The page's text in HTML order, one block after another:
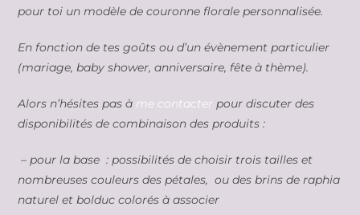
pour toi un modèle de couronne florale personnalisée.
En fonction de tes goûts ou d’un évènement particulier
(mariage, baby shower, anniversaire, fête à thème).
Alors n’hésites pas à me contacter pour discuter des
disponibilités de combinaison des produits :
– pour la base : possibilités de choisir trois tailles et
nombreuses couleurs des pétales, ou des brins de raphia
naturel et bolduc colorés à associer